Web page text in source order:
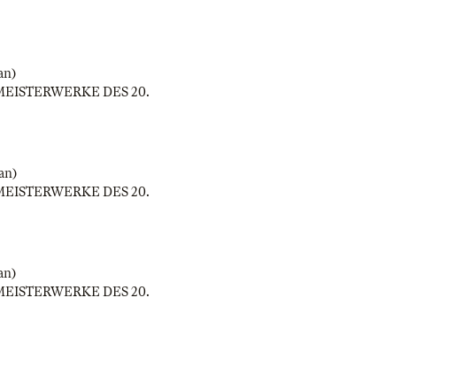
DES 20.
DES 20.
DES 20.